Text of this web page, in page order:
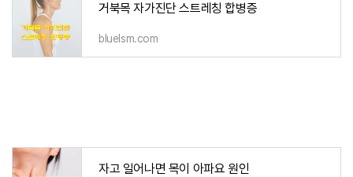
거북목 자가진단 스트레칭 합병증
bluelsm.com
자고 일어나면 목이 아파요 원인